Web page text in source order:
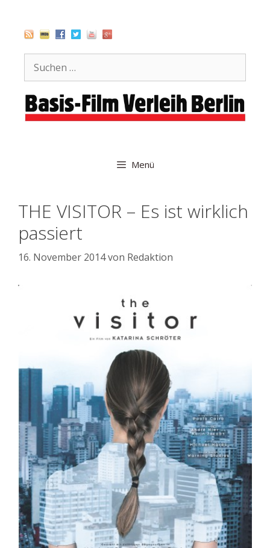
springen
nach:
Menü
THE VISITOR – Es ist wirklich
passiert
16. November 2014von Redaktion